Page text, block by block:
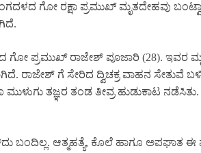
ಗೋ ರಕ್ಷಾ ಪ್ರಮುಖ್ ಮೃತದೇಹವು
ಗೋ ಪ್ರಮುಖ್ ರಾಜೇಶ್ ಪೂಜಾರಿ (28). ಇವರ
ರಾಜೇಶ್ ಗೆ ಸೇರಿದ ದ್ವಿಚಕ್ರ ವಾಹನ ಸೇತುವೆ
ತಜ್ಞರ ತಂಡ ತೀವ್ರ ಹುಡುಕಾಟ
ಬಂದಿಲ್ಲ. ಆತ್ಮಹತ್ಯೆ, ಕೊಲೆ ಹಾಗೂ ಅಪಘಾತ